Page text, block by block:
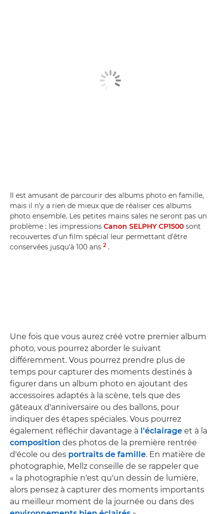
Il est amusant de parcourir des albums photo en famille,
mais il n'y a rien de mieux que de réaliser ces albums
photo ensemble. Les petites mains sales ne seront pas un
problème : les impressions Canon SELPHY CP1500 sont
recouvertes d'un film spécial leur permettant d'être
conservées jusqu'à 100 ans 2 .
Une fois que vous aurez créé votre premier album
photo, vous pourrez aborder le suivant
différemment. Vous pourrez prendre plus de
temps pour capturer des moments destinés à
figurer dans un album photo en ajoutant des
accessoires adaptés à la scène, tels que des
gâteaux d'anniversaire ou des ballons, pour
indiquer des étapes spéciales. Vous pourrez
également réfléchir davantage à l'éclairage et à la
composition des photos de la première rentrée
d'école ou des portraits de famille. En matière de
photographie, Mellz conseille de se rappeler que
« la photographie n'est qu'un dessin de lumière,
alors pensez à capturer des moments importants
au meilleur moment de la journée ou dans des